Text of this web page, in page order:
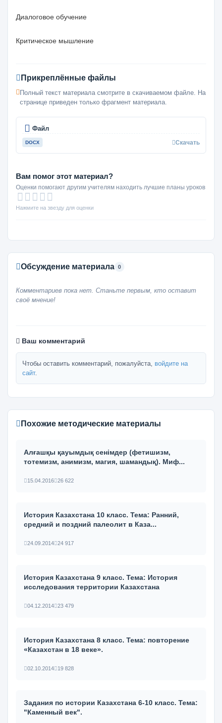
Диалоговое обучение
Критическое мышление
Прикреплённые файлы
Полный текст материала смотрите в скачиваемом файле. На
странице приведен только фрагмент материала.
Файл
DOCX Скачать
Вам помог этот материал?
Оценки помогают другим учителям находить лучшие планы уроков
Нажмите на звезду для оценки
Обсуждение материала 0
Комментариев пока нет. Станьте первым, кто оставит
своё мнение!
Ваш комментарий
Чтобы оставить комментарий, пожалуйста, войдите на
сайт.
Похожие методические материалы
Алғашқы қауымдық сенімдер (фетишизм,
тотемизм, анимизм, магия, шамандық). Миф...
15.04.2016 26 622
История Казахстана 10 класс. Тема: Ранний,
средний и поздний палеолит в Каза...
24.09.2014 24 917
История Казахстана 9 класс. Тема: История
исследования территории Казахстана
04.12.2014 23 479
История Казахстана 8 класс. Тема: повторение
«Казахстан в 18 веке».
02.10.2014 19 828
Задания по истории Казахстана 6-10 класс. Тема:
"Каменный век".